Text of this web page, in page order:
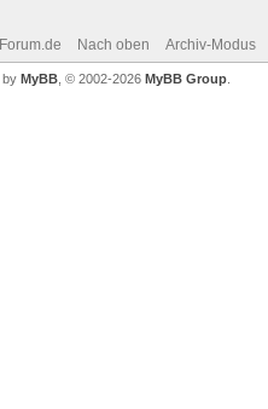
Nach oben Archiv-Modus
by MyBB , © 2002-2026 MyBB Group